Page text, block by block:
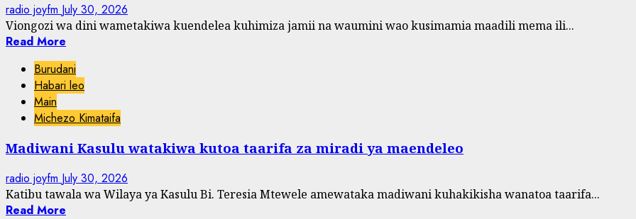
radio joyfm July 30, 2026
Viongozi wa dini wametakiwa kuendelea kuhimiza jamii na waumini wao kusimamia maadili mema ili...
Read More
Burudani
Habari leo
Main
Michezo Kimataifa
Madiwani Kasulu watakiwa kutoa taarifa za miradi ya maendeleo
radio joyfm July 30, 2026
Katibu tawala wa Wilaya ya Kasulu Bi. Teresia Mtewele amewataka madiwani kuhakikisha wanatoa taarifa...
Read More